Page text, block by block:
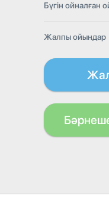
Бүгін ойналған
Жалпы ойындар